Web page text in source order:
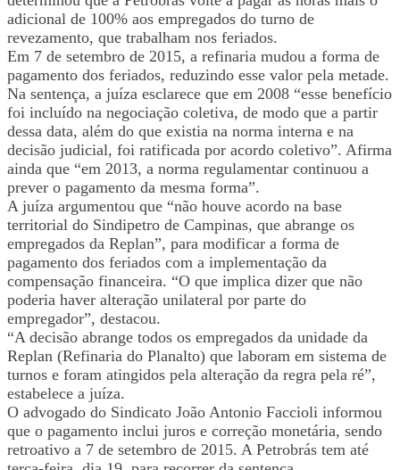
adicional de 100% aos empregados do turno de
revezamento, que trabalham nos feriados.
Em 7 de setembro de 2015, a refinaria mudou a forma de
pagamento dos feriados, reduzindo esse valor pela metade.
Na sentença, a juíza esclarece que em 2008 “esse benefício
foi incluído na negociação coletiva, de modo que a partir
dessa data, além do que existia na norma interna e na
decisão judicial, foi ratificada por acordo coletivo”. Afirma
ainda que “em 2013, a norma regulamentar continuou a
prever o pagamento da mesma forma”.
A juíza argumentou que “não houve acordo na base
territorial do Sindipetro de Campinas, que abrange os
empregados da Replan”, para modificar a forma de
pagamento dos feriados com a implementação da
compensação financeira. “O que implica dizer que não
poderia haver alteração unilateral por parte do
empregador”, destacou.
“A decisão abrange todos os empregados da unidade da
Replan (Refinaria do Planalto) que laboram em sistema de
turnos e foram atingidos pela alteração da regra pela ré”,
estabelece a juíza.
O advogado do Sindicato João Antonio Faccioli informou
que o pagamento inclui juros e correção monetária, sendo
retroativo a 7 de setembro de 2015. A Petrobrás tem até